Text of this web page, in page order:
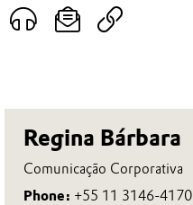
Regina Bárbara
Comunicação Corporativa
Phone: +55 11 3146-4170